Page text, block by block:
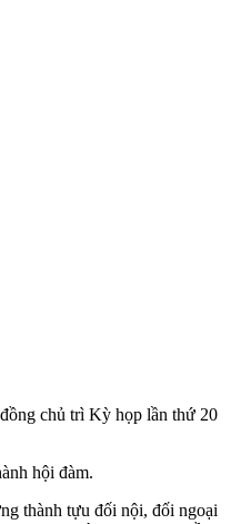
chủ trì Kỳ họp lần thứ 20
hội đàm.
thành tựu đối nội, đối ngoại